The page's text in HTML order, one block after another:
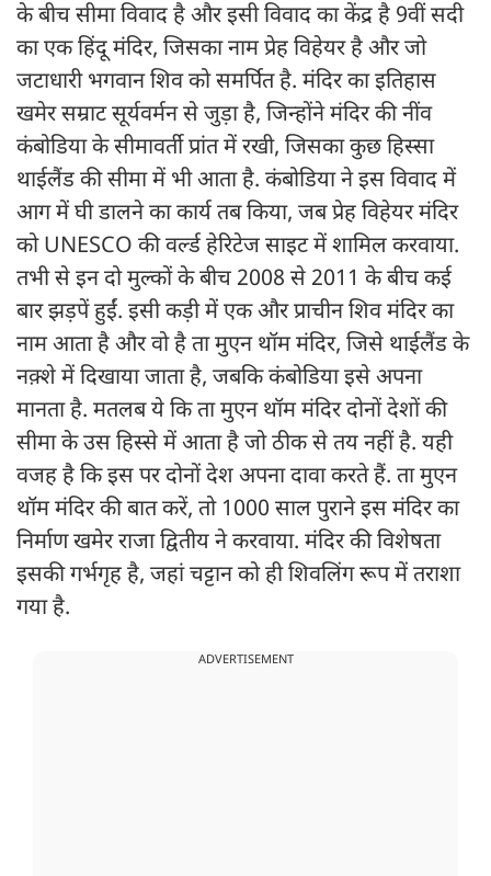
के बीच सीमा विवाद है और इसी विवाद का केंद्र है 9वीं सदी
का एक हिंदू मंदिर, जिसका नाम प्रेह विहेयर है और जो
जटाधारी भगवान शिव को समर्पित है. मंदिर का इतिहास
खमेर सम्राट सूर्यवर्मन से जुड़ा है, जिन्होंने मंदिर की नींव
कंबोडिया के सीमावर्ती प्रांत में रखी, जिसका कुछ हिस्सा
थाईलैंड की सीमा में भी आता है. कंबोडिया ने इस विवाद में
आग में घी डालने का कार्य तब किया, जब प्रेह विहेयर मंदिर
को UNESCO की वर्ल्ड हेरिटेज साइट में शामिल करवाया.
तभी से इन दो मुल्कों के बीच 2008 से 2011 के बीच कई
बार झड़पें हुईं. इसी कड़ी में एक और प्राचीन शिव मंदिर का
नाम आता है और वो है ता मुएन थॉम मंदिर, जिसे थाईलैंड के
नक़्शे में दिखाया जाता है, जबकि कंबोडिया इसे अपना
मानता है. मतलब ये कि ता मुएन थॉम मंदिर दोनों देशों की
सीमा के उस हिस्से में आता है जो ठीक से तय नहीं है. यही
वजह है कि इस पर दोनों देश अपना दावा करते हैं. ता मुएन
थॉम मंदिर की बात करें, तो 1000 साल पुराने इस मंदिर का
निर्माण खमेर राजा द्वितीय ने करवाया. मंदिर की विशेषता
इसकी गर्भगृह है, जहां चट्टान को ही शिवलिंग रूप में तराशा
गया है.
ADVERTISEMENT